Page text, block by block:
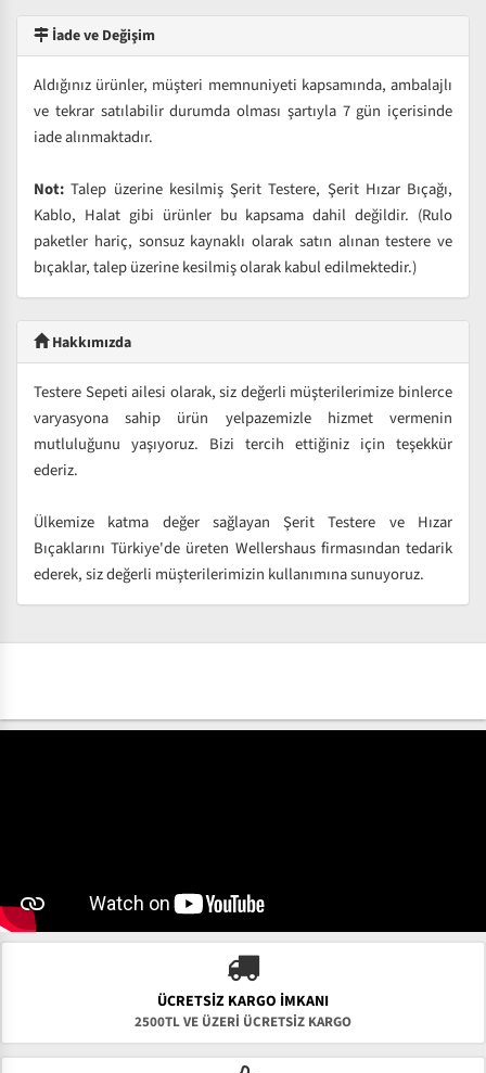
İade ve Değişim
Aldığınız ürünler, müşteri memnuniyeti kapsamında, ambalajlı
ve tekrar satılabilir durumda olması şartıyla 7 gün içerisinde
iade alınmaktadır.
Not: Talep üzerine kesilmiş Şerit Testere, Şerit Hızar Bıçağı,
Kablo, Halat gibi ürünler bu kapsama dahil değildir. (Rulo
paketler hariç, sonsuz kaynaklı olarak satın alınan testere ve
bıçaklar, talep üzerine kesilmiş olarak kabul edilmektedir.)
Hakkımızda
Testere Sepeti ailesi olarak, siz değerli müşterilerimize binlerce
varyasyona sahip ürün yelpazemizle hizmet vermenin
mutluluğunu yaşıyoruz. Bizi tercih ettiğiniz için teşekkür
ederiz.
Ülkemize katma değer sağlayan Şerit Testere ve Hızar
Bıçaklarını Türkiye'de üreten Wellershaus firmasından tedarik
ederek, siz değerli müşterilerimizin kullanımına sunuyoruz.
ÜCRETSIZ KARGO İMKANI
2500TL VE ÜZERİ ÜCRETSİZ KARGO